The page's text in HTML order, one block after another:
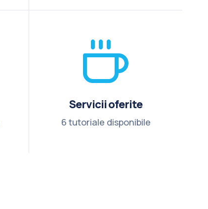
Servicii oferite
6 tutoriale disponibile